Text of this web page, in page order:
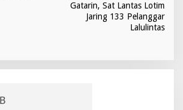
Gatarin, Sat Lantas Lotim
Jaring 133 Pelanggar
Lalulintas